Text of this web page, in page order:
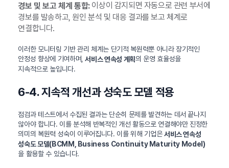
경보 및 보고 체계 통합:이상이 감지되면 자동으로 관련 부서에
경보를 발송하고, 원인 분석 및 대응 결과를 보고 체계로
연결합니다.
이러한 모니터링 기반 관리 체계는 단기적 복원력뿐 아니라 장기적인
안정성 향상에 기여하며,서비스 연속성 계획의 운영 효율성을
지속적으로 높입니다.
6-4. 지속적 개선과 성숙도 모델 적용
점검과 테스트에서 수집된 결과는 단순히 문제를 발견하는 데서 끝나지
않아야 합니다. 이를 분석해 반복적인 개선 활동으로 연결해야만 진정한
의미의 복원력 성숙이 이루어집니다. 이를 위해 기업은서비스 연속성
성숙도 모델(BCMM, Business Continuity Maturity Model)
을 활용할 수 있습니다.